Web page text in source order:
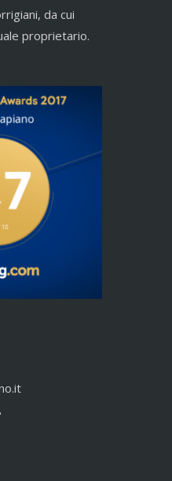
da cui
proprietario.